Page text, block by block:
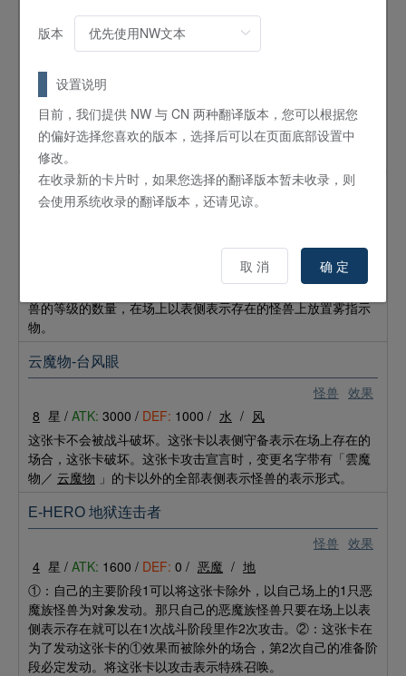
ATK:1000 /DEF:1000 / 天使 /
这张卡不会被战斗破坏。这张卡以表侧守备表示在场上存在的
场合，这张卡破坏。要祭品召唤这张卡的场合，可以只用自己
场上任意数量的水属性怪兽做祭品。这张卡祭品召唤成功时，
在这张卡上放置做祭品的水属性怪兽的数量的雾指示物。每有1
个雾指示物这张卡的攻击力就上升500点。
云魔物-鬼雾
水
这张卡不能特殊召唤。这张卡的战斗发生的对双方玩家的战斗
伤害变为0。这张卡被战斗破坏的场合，按照将这张卡破坏的怪
兽的等级的数量，在场上以表侧表示存在的怪兽上放置雾指示
物。
怪兽 效果
云魔物-台风眼
8 星 / ATK: 3000 / DEF: 1000 / 水 / 风
这张卡不会被战斗破坏。这张卡以表侧守备表示在场上存在的
场合，这张卡破坏。这张卡攻击宣言时，变更名字带有「雲魔
物／ 云魔物 」的卡以外的全部表侧表示怪兽的表示形式。
怪兽 效果
E-HERO 地狱连击者
4 星 / ATK: 1600 / DEF: 0 / 恶魔 / 地
①：自己的主要阶段1可以将这张卡除外，以自己场上的1只恶
魔族怪兽为对象发动。那只自己的恶魔族怪兽只要在场上以表
侧表示存在就可以在1次战斗阶段里作2次攻击。②：这张卡在
为了发动这张卡的①效果而被除外的场合，第2次自己的准备阶
段必定发动。将这张卡以攻击表示特殊召唤。
版本
设置说明
目前，我们提供 NW 与 CN 两种翻译版本，您可以根据您
的偏好选择您喜欢的版本，选择后可以在页面底部设置中
修改。
在收录新的卡片时，如果您选择的翻译版本暂未收录，则
会使用系统收录的翻译版本，还请见谅。
取 消 确 定